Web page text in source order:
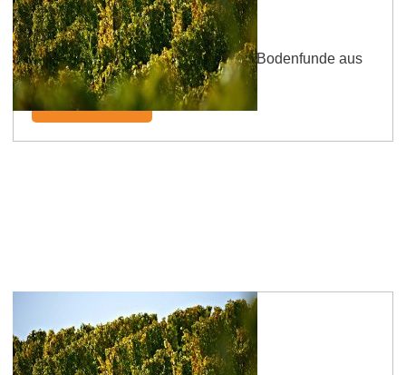
Badenheimer Römerberg
Diese Lagenbezeichnung geht auf Bodenfunde aus
römischer Zeit zurück.
mehr erfahren